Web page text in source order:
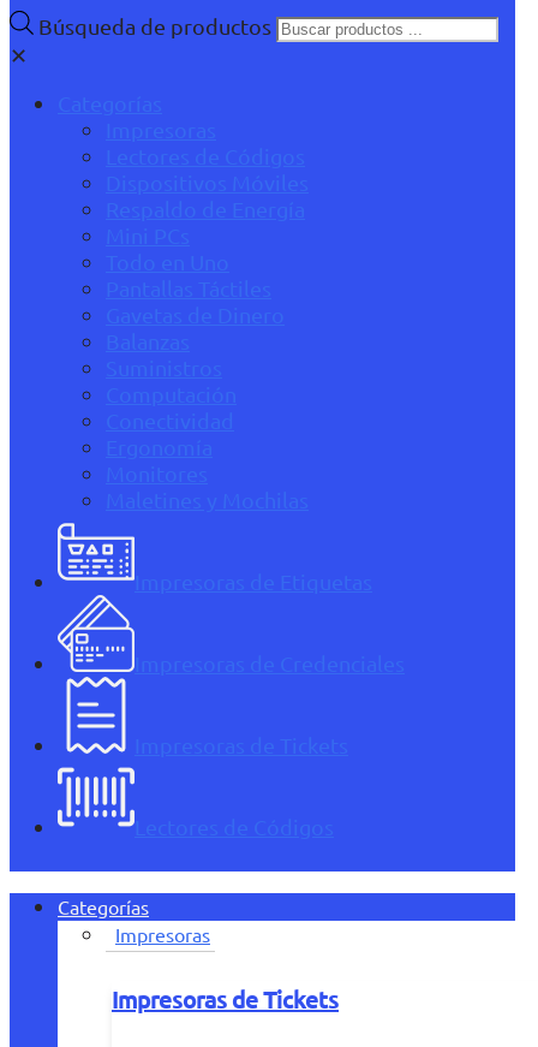
Búsqueda de productos
✕
Categorías
Impresoras
Lectores de Códigos
Dispositivos Móviles
Respaldo de Energía
Mini PCs
Todo en Uno
Pantallas Táctiles
Gavetas de Dinero
Balanzas
Suministros
Computación
Conectividad
Ergonomía
Monitores
Maletines y Mochilas
Impresoras de Etiquetas
Impresoras de Credenciales
Impresoras de Tickets
Lectores de Códigos
Categorías
Impresoras
Impresoras de Tickets